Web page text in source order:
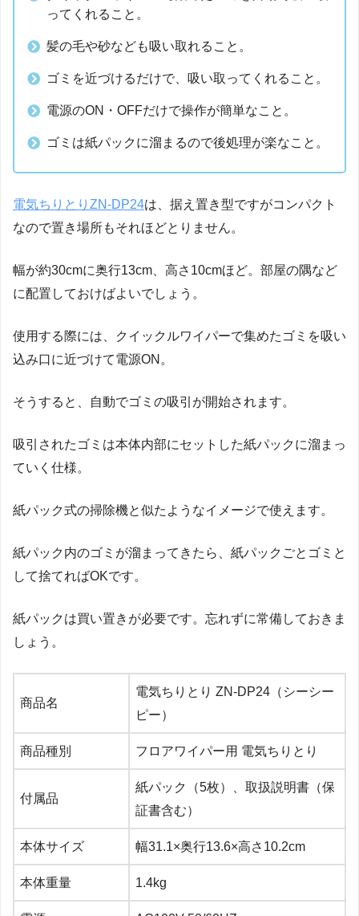
ってくれること。
髪の毛や砂なども吸い取れること。
ゴミを近づけるだけで、吸い取ってくれること。
電源のON・OFFだけで操作が簡単なこと。
ゴミは紙パックに溜まるので後処理が楽なこと。
電気ちりとりZN-DP24は、据え置き型ですがコンパクト
なので置き場所もそれほどとりません。
幅が約30cmに奥行13cm、高さ10cmほど。部屋の隅など
に配置しておけばよいでしょう。
使用する際には、クイックルワイパーで集めたゴミを吸い
込み口に近づけて電源ON。
そうすると、自動でゴミの吸引が開始されます。
吸引されたゴミは本体内部にセットした紙パックに溜まっ
ていく仕様。
紙パック式の掃除機と似たようなイメージで使えます。
紙パック内のゴミが溜まってきたら、紙パックごとゴミと
して捨てればOKです。
紙パックは買い置きが必要です。忘れずに常備しておきま
しょう。
商品名
電気ちりとり ZN-DP24（シーシー
ピー）
商品種別 フロアワイパー用 電気ちりとり
付属品
紙パック（5枚）、取扱説明書（保
証書含む）
本体サイズ 幅31.1×奥行13.6×高さ10.2cm
本体重量 1.4kg